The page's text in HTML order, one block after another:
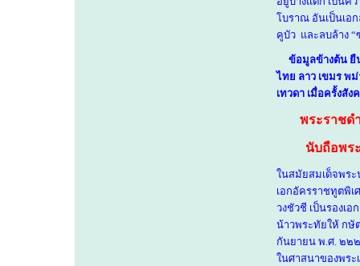
โบราณ อันเป็นเอ
คูบัว และลบล้าง “
ข้อมูลข้างต้น ยื
ไทย ลาว เขมร พ
เทวดา เมื่อครั้งสั
พระราชด
นับถือพร
ในสมัยสมเด็จพร
เอกอัครราชทูตพิ
วงชัวชี เป็นรองเ
น้าวพระทัยให้ กษั
กันยายน พ.ศ. ๒๒๒
ในศาสนาของพระ